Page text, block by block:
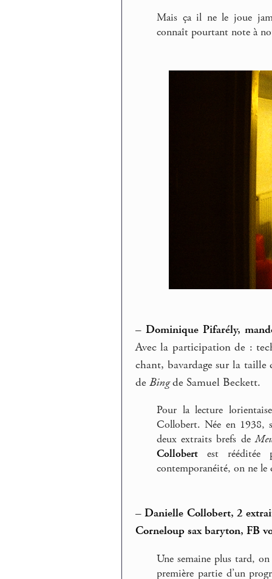
Mais ça il ne le joue
connaît pourtant note à
– Dominique Pifarély,
Avec la participation de :
chant, bavardage sur la taille
deBingde Samuel Beckett.
Pour la lecture
Collobert. Née en 1938,
deux extraits brefs de
Collobert est rééditée
contemporanéité, on ne le
– Danielle Collobert, 2
Corneloup sax baryton, FB
Une semaine plus tard,
première partie d’un